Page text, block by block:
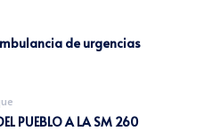
de urgencias
PUEBLO A LA SM 260